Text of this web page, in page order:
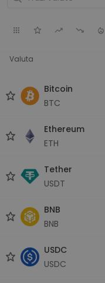
Valuta
Bitcoin
BTC
Ethereum
ETH
Tether
USDT
BNB
BNB
USDC
USDC